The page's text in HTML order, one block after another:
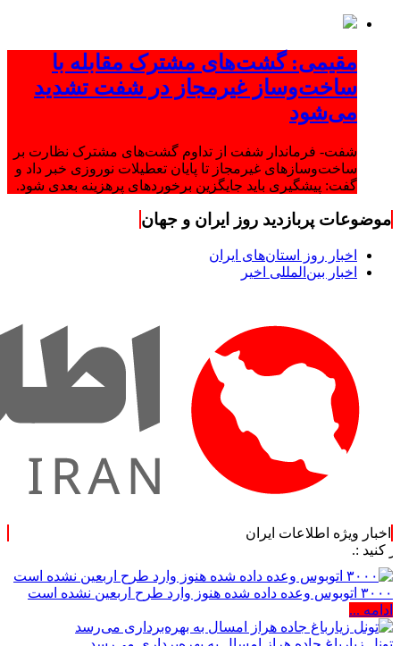
مقیمی: گشت‌های مشترک مقابله با
ساخت‌وساز غیرمجاز در شفت تشدید
می‌شود
شفت- فرماندار شفت از تداوم گشت‌های مشترک نظارت بر
ساخت‌وسازهای غیرمجاز تا پایان تعطیلات نوروزی خبر داد و
گفت: پیشگیری باید جایگزین برخوردهای پرهزینه بعدی شود.
موضوعات پربازدید روز ایران و جهان
اخبار روز استان‌های ایران
اخبار بین‌المللی اخیر
اخبار ویژه اطلاعات ایران
۳۰۰۰ اتوبوس وعده داده شده هنوز وارد طرح اربعین نشده است
ادامه ...